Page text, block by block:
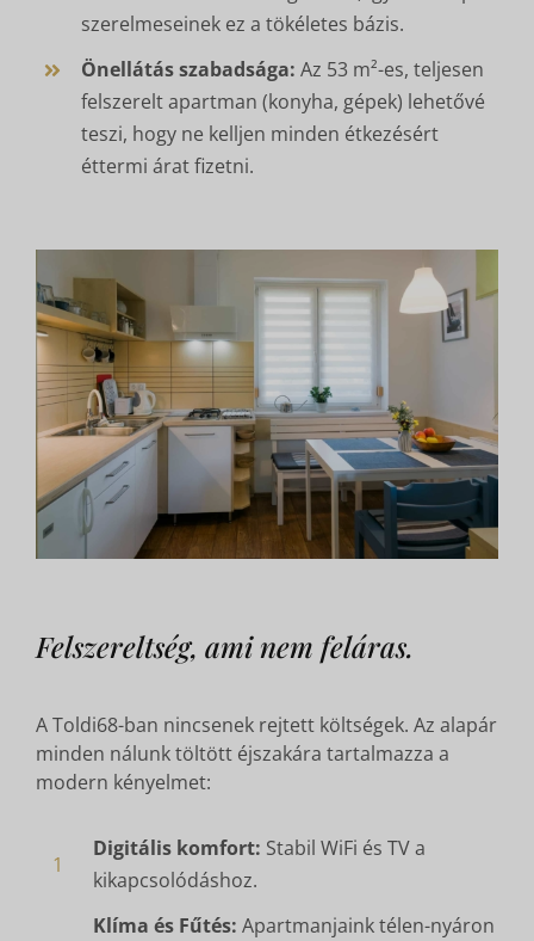
szerelmeseinek ez a tökéletes bázis.
Önellátás szabadsága: Az 53 m²-es, teljesen
felszerelt apartman (konyha, gépek) lehetővé
teszi, hogy ne kelljen minden étkezésért
éttermi árat fizetni.
Felszereltség, ami nem feláras.
A Toldi68-ban nincsenek rejtett költségek. Az alapár
minden nálunk töltött éjszakára tartalmazza a
modern kényelmet:
1
Digitális komfort: Stabil WiFi és TV a
kikapcsolódáshoz.
Klíma és Fűtés: Apartmanjaink télen-nyáron